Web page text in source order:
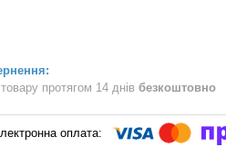
протягом 14 днів безкоштовно